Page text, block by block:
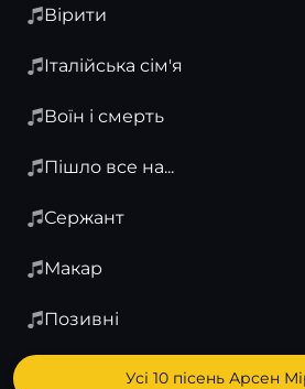
Вірити
Італійська сім'я
Воїн і смерть
Пішло все на...
Сержант
Макар
Позивні
Усі 10 пісень Арсен